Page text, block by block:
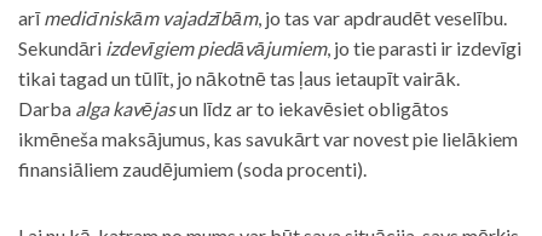
arīmedicīniskām vajadzībām, jo tas var apdraudēt veselību.
Sekundāri izdevīgiem piedāvājumiem, jo tie parasti ir izdevīgi
tikai tagad un tūlīt, jo nākotnē tas ļaus ietaupīt vairāk.
Darba alga kavējasun līdz ar to iekavēsiet obligātos
ikmēneša maksājumus, kas savukārt var novest pie lielākiem
finansiāliem zaudējumiem (soda procenti).